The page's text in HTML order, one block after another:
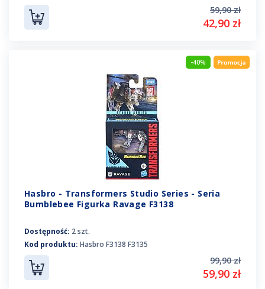
59,90 zł
42,90 zł
-40%
Hasbro - Transformers Studio Series - Seria
Bumblebee Figurka Ravage F3138
Dostępność: 2 szt.
Kod produktu: Hasbro F3138 F3135
99,90 zł
59,90 zł